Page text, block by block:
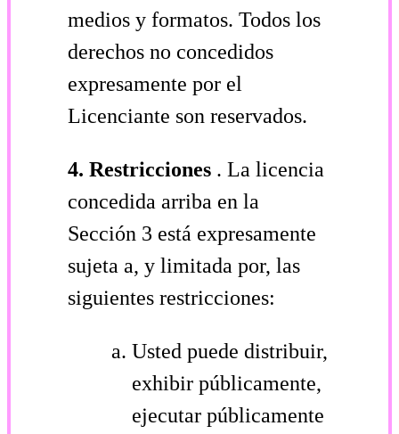
medios y formatos. Todos los
derechos no concedidos
expresamente por el
Licenciante son reservados.
4. Restricciones . La licencia
concedida arriba en la
Sección 3 está expresamente
sujeta a, y limitada por, las
siguientes restricciones:
Usted puede distribuir,
exhibir públicamente,
ejecutar públicamente